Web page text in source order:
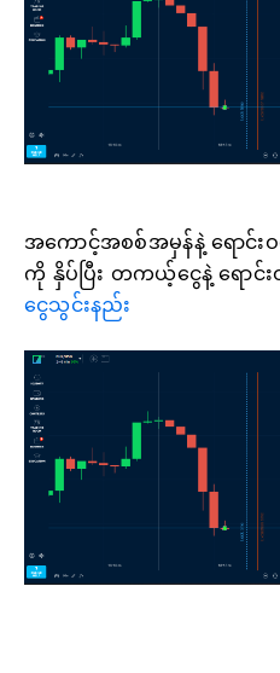
အကောင့်အစစ်အမှန်နဲ့ ရောင်
ကို နှိပ်ပြီး တကယ့်ငွေနဲ့ ရောင်
ငွေသွင်းနည်း